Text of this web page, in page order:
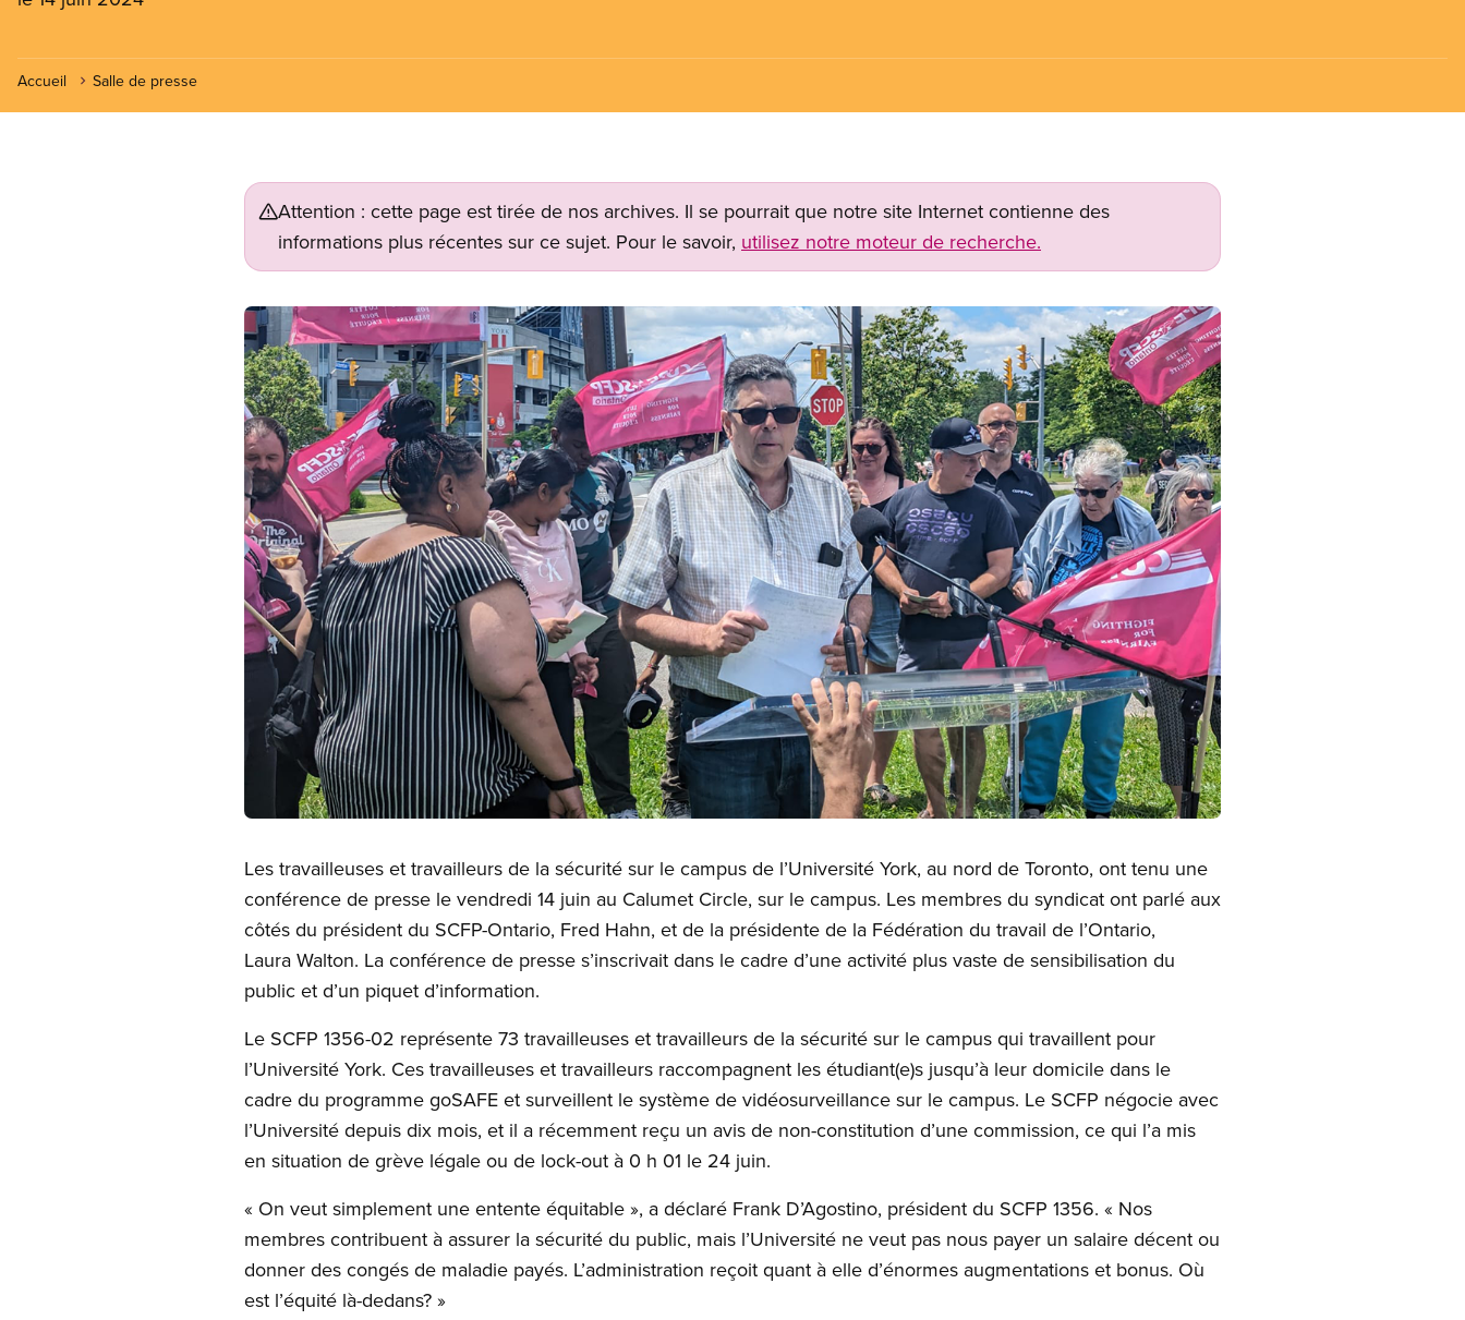
Accueil Salle de presse
Attention : cette page est tirée de nos archives. Il se pourrait que notre site Internet contienne des
informations plus récentes sur ce sujet. Pour le savoir, utilisez notre moteur de recherche.
Image
Les travailleuses et travailleurs de la sécurité sur le campus de l’Université York, au nord de Toronto, ont tenu une
conférence de presse le vendredi 14 juin au Calumet Circle, sur le campus. Les membres du syndicat ont parlé aux
côtés du président du SCFP-Ontario, Fred Hahn, et de la présidente de la Fédération du travail de l’Ontario,
Laura Walton. La conférence de presse s’inscrivait dans le cadre d’une activité plus vaste de sensibilisation du
public et d’un piquet d’information.
Le SCFP 1356-02 représente 73 travailleuses et travailleurs de la sécurité sur le campus qui travaillent pour
l’Université York. Ces travailleuses et travailleurs raccompagnent les étudiant(e)s jusqu’à leur domicile dans le
cadre du programme goSAFE et surveillent le système de vidéosurveillance sur le campus. Le SCFP négocie avec
l’Université depuis dix mois, et il a récemment reçu un avis de non-constitution d’une commission, ce qui l’a mis
en situation de grève légale ou de lock-out à 0 h 01 le 24 juin.
« On veut simplement une entente équitable », a déclaré Frank D’Agostino, président du SCFP 1356. « Nos
membres contribuent à assurer la sécurité du public, mais l’Université ne veut pas nous payer un salaire décent ou
donner des congés de maladie payés. L’administration reçoit quant à elle d’énormes augmentations et bonus. Où
est l’équité là-dedans? »